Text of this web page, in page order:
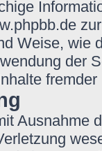
Weise, wie
der
Ausnahme